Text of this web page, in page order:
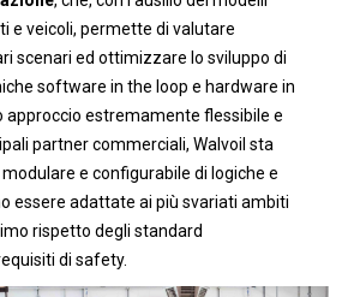
e veicoli, permette di valutare
scenari ed ottimizzare lo sviluppo di
software in the loop e hardware in
approccio estremamente flessibile e
partner commerciali, Walvoil sta
e configurabile di logiche e
essere adattate ai più svariati ambiti
rispetto degli standard
di safety.